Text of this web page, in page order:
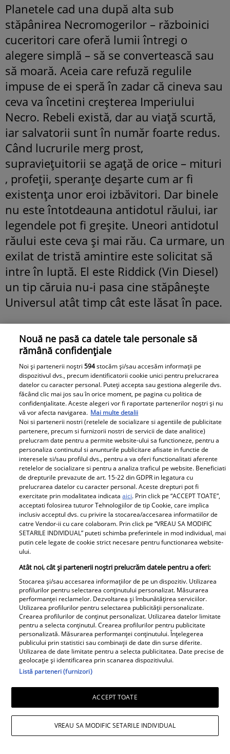
Planetele cad una după alta sub
stăpânirea Necromogerilor – războinici
cuceritori care oferă lumii întregi o
alegere simplă – să se convertească sau
să moară. Aceia care refuză regulile
impuse de ei speră în zadar că cineva sau
ceva va încetini creșterea Imperiului
Necro. Rebeli există, dar au viață scurtă,
iar salvatorii sunt în număr foarte redus.
Când lucrurile merg prost,
supraviețuitorii se agață de orice – mituri
, profeții, speranțe deșarte cum ar fi
existența unor eroi izbăvitori. Dar binele
nu este întotdeauna antidotul răului, iar
legendele pot fi greșite. Uneori antidotul
răului este ceva și mai rău. Ca urmare, un
exilat de tristă amintire este solicitat să
intre în luptă. El este Riddick (Vin Diesel)
un tip căruia nu-i pasa cine stăpânește
Universul atât timp cât este lăsat în pace.
Urmăreşte cel mai nou VIDEO încărcat
pe unica.ro
Libertatea.ro
ANM a emis trei noi avertizări
meteo de furtuni cu grindină.
Harta zonelor vizate de codurile
galben și portocaliu de vreme
extremă
Fanatik
Octavian Popescu, urmărit de
una dintre cele mai frumoase
femei din online. Focoasa
brunetă a furat toate privirile la
FCSB – Auda 2-3. Foto exclusiv
Nouă ne pasă ca datele tale personale să
rămână confidențiale
Noi și partenerii noștri594stocăm și/sau accesăm informații pe
dispozitivul dvs., precum identificatorii cookie unici pentru prelucrarea
datelor cu caracter personal. Puteți accepta sau gestiona alegerile dvs.
făcând clic mai jos sau în orice moment, pe pagina cu politica de
confidențialitate. Aceste alegeri vor fi raportate partenerilor noștri și nu
vă vor afecta navigarea. Mai multe detalii
Noi si partenerii nostri (retelele de socializare si agentiile de publicitate
partenere, precum si furnizorii nostri de servicii de date analitice)
prelucram date pentru a permite website-ului sa functioneze, pentru a
personaliza continutul si anunturile publicitare afisate in functie de
interesele si/sau profilul dvs., pentru a va oferi functionalitati aferente
retelelor de socializare si pentru a analiza traficul pe website. Beneficiati
de drepturile prevazute de art. 15-22 din GDPR in legatura cu
prelucrarea datelor cu caracter personal. Aceste drepturi pot fi
exercitate prin modalitatea indicataaici. Prin click pe “ACCEPT TOATE”,
acceptati folosirea tuturor Tehnologiilor de tip Cookie, care implica
inclusiv acceptul dvs. cu privire la stocarea/accesarea informatiilor de
catre Vendor-ii cu care colaboram. Prin click pe “VREAU SA MODIFIC
SETARILE INDIVIDUAL” puteti schimba preferintele in mod individual, mai
putin cele legate de cookie strict necesare pentru functionarea website-
ului.
Atât noi, cât și partenerii noștri prelucrăm datele pentru a oferi:
Stocarea și/sau accesarea informațiilor de pe un dispozitiv. Utilizarea
profilurilor pentru selectarea conținutului personalizat. Măsurarea
performanței reclamelor. Dezvoltarea și îmbunătățirea serviciilor.
Utilizarea profilurilor pentru selectarea publicității personalizate.
Crearea profilurilor de conținut personalizat. Utilizarea datelor limitate
pentru a selecta conținutul. Crearea profilurilor pentru publicitate
personalizată. Măsurarea performanței conținutului. Înțelegerea
publicului prin statistici sau combinații de date din surse diferite.
Utilizarea de date limitate pentru a selecta publicitatea. Date precise de
geolocație și identificarea prin scanarea dispozitivului.
Listă parteneri (furnizori)
ACCEPT TOATE
VREAU SA MODIFIC SETARILE INDIVIDUAL